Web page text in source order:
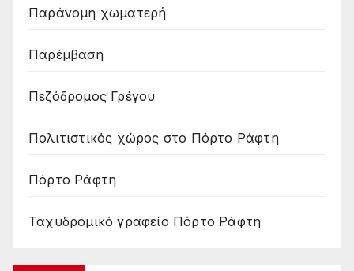
Παράνομη χωματερή
Παρέμβαση
Πεζόδρομος Γρέγου
Πολιτιστικός χώρος στο Πόρτο Ράφτη
Πόρτο Ράφτη
Ταχυδρομικό γραφείο Πόρτο Ράφτη